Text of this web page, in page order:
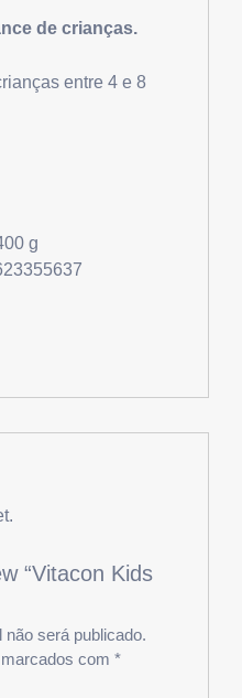
de crianças.
entre 4 e 8
g
“Vitacon Kids
será publicado.
com *